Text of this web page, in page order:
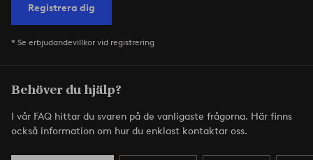
Registrera dig
* Se erbjudandevillkor vid registrering
Behöver du hjälp?
I vår FAQ hittar du svaren på de vanligaste frågorna. Här finns
också information om hur du enklast kontaktar oss.